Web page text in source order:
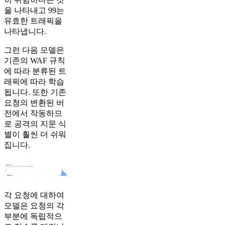
을 나타내고 99는
유효한 트래픽을
나타냅니다.
그런 다음 모델은
기존의 WAF 규칙
에 따라 분류된 트
래픽에 따라 학습
됩니다. 또한 기존
요청의 변환된 버
전에서 작동하므
로 공격의 지문 식
별이 훨씬 더 쉬워
집니다.
각 요청에 대하여
모델은 요청의 각
부분에 독립적으